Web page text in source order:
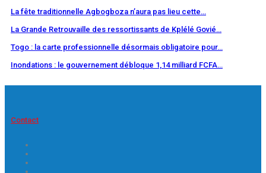
La fête traditionnelle Agbogboza n’aura pas lieu cette…
La Grande Retrouvaille des ressortissants de Kplélé Govié…
Togo : la carte professionnelle désormais obligatoire pour…
Inondations : le gouvernement débloque 1,14 milliard FCFA…
Contact